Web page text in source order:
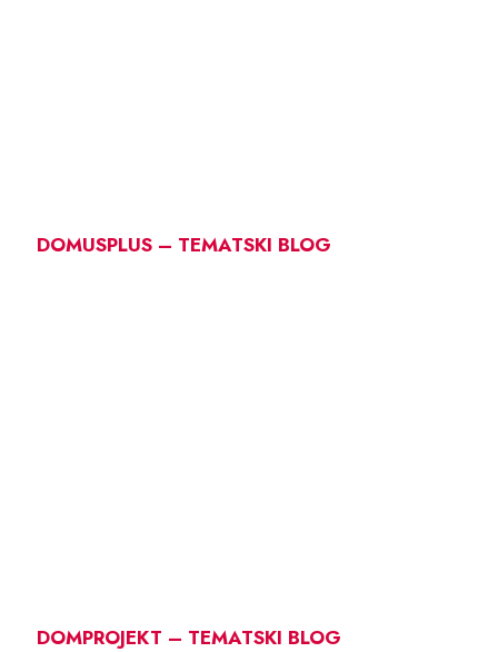
DOMUSPLUS – TEMATSKI BLOG
DOMPROJEKT – TEMATSKI BLOG